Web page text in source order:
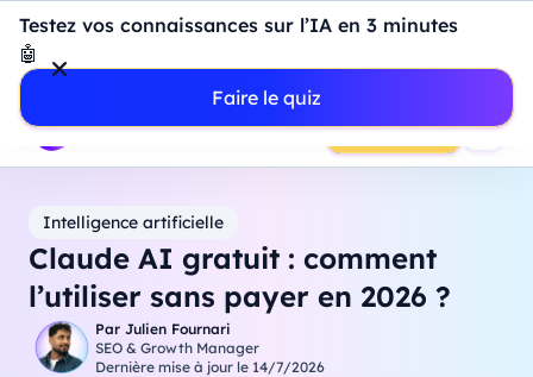
Testez vos connaissances sur l’IA en 3 minutes
🤖
Faire le quiz
Introduction à Power BI : construisez votre premier
dashboard de A à Z
- Mardi 11 Août
18h00
Professionnels
Étudiants Parents Entreprises
Prendre RDV
Intelligence artificielle
Claude AI gratuit : comment
l’utiliser sans payer en 2026 ?
Par Julien Fournari
SEO & Growth Manager
Dernière mise à jour le 14/7/2026